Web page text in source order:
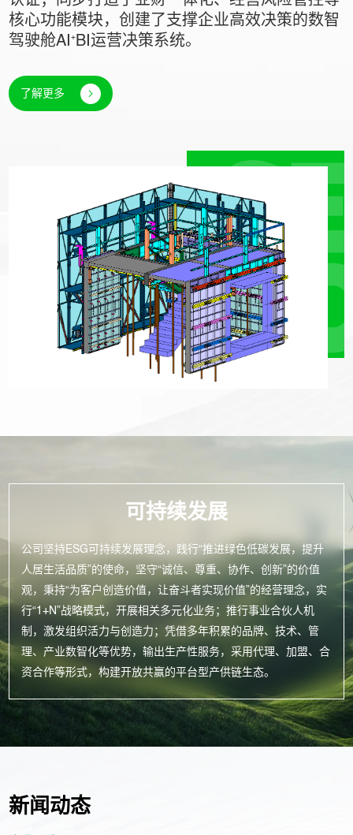
核心功能模块，创建了支撑企业高效决策的数智
驾驶舱AI⁺BI运营决策系统。
了解更多
可持续发展
公司坚持ESG可持续发展理念，践行“推进绿色低碳发展，提升
人居生活品质”的使命，坚守“诚信、尊重、协作、创新”的价值
观，秉持“为客户创造价值，让奋斗者实现价值”的经营理念，实
行“1+N”战略模式，开展相关多元化业务；推行事业合伙人机
制，激发组织活力与创造力；凭借多年积累的品牌、技术、管
理、产业数智化等优势，输出生产性服务，采用代理、加盟、合
资合作等形式，构建开放共赢的平台型产供链生态。
新闻动态